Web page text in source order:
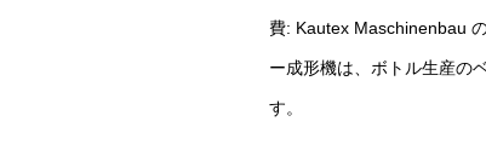
費: Kautex Maschinenbau
ー成形機は、ボトル生産の
す。